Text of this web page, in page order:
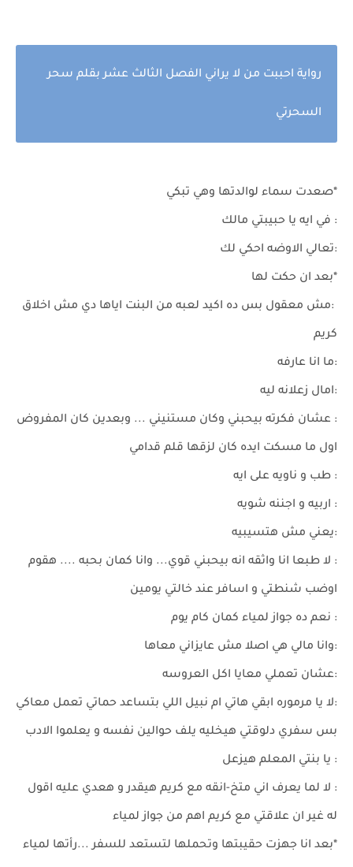
رواية احببت من لا يراني الفصل الثالث عشر بقلم سحر
السحرتي
*صعدت سماء لوالدتها وهي تبكي
: في ايه يا حبيبتي مالك
:تعالي الاوضه احكي لك
*بعد ان حكت لها
:مش معقول بس ده اكيد لعبه من البنت اياها دي مش اخلاق
كريم
:ما انا عارفه
:امال زعلانه ليه
: عشان فكرته بيحبني وكان مستنيني ... وبعدين كان المفروض
اول ما مسكت ايده كان لزقها قلم قدامي
: طب و ناويه على ايه
: اربيه و اجننه شويه
:يعني مش هتسيبيه
: لا طبعا انا واثقه انه بيحبني قوي... وانا كمان بحبه .... هقوم
اوضب شنطتي و اسافر عند خالتي يومين
: نعم ده جواز لمياء كمان كام يوم
:وانا مالي هي اصلا مش عايزاني معاها
:عشان تعملي معايا اكل العروسه
:لا يا مرموره ابقي هاتي ام نبيل اللي بتساعد حماتي تعمل معاكي
بس سفري دلوقتي هيخليه يلف حوالين نفسه و يعلموا الادب
: يا بنتي المعلم هيزعل
: لا لما يعرف اني متخ-انقه مع كريم هيقدر و هعدي عليه اقول
له غير ان علاقتي مع كريم اهم من جواز لمياء
*بعد انا جهزت حقيبتها وتحملها لتستعد للسفر ...رأتها لمياء